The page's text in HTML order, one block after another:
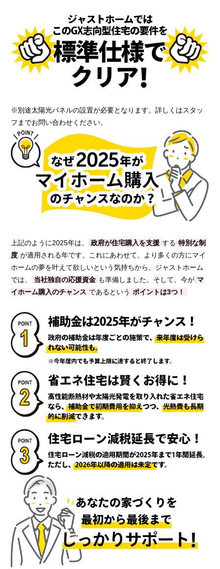
※別途太陽光パネルの設置が必要となります。詳しくはスタッ
フまでお問い合わせください。
上記のように2025年は、 政府が住宅購入を支援 する 特別な制
度 が適用される年です。これにあわせて、より多くの方にマイ
ホームの夢を叶えて欲しいという気持ちから、ジャストホーム
では、
当社独自の応援資金 も準備しました。そして、今が マ
イホーム購入のチャンス であるという ポイントは3つ！